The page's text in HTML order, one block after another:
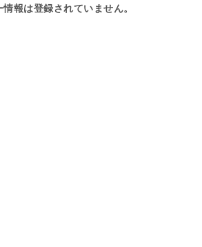
報は登録されていません。